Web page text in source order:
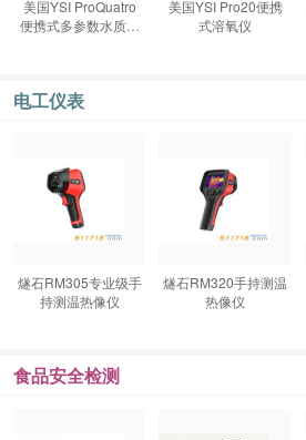
美国YSI ProQuatro
便携式多参数水质分
美国YSI Pro20便携
式溶氧仪
电工仪表
燧石RM305专业级手
持测温热像仪
燧石RM320手持测温
热像仪
食品安全检测